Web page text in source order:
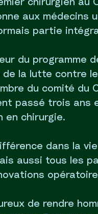
chirurgien
aux médecins
partie
du programme
la lutte contre
du comité du
passé trois ans
en chirurgie.
dans la
aussi tous les
de rendre